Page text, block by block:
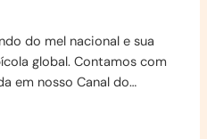
do mel nacional e sua
global. Contamos com
em nosso Canal do…